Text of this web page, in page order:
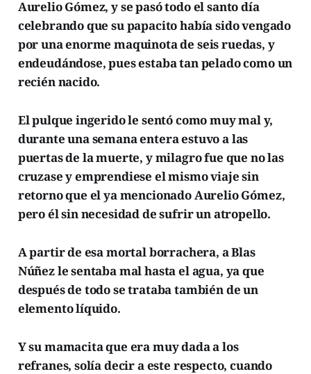
Aurelio Gómez, y se pasó todo el santo día
celebrando que su papacito había sido vengado
por una enorme maquinota de seis ruedas, y
endeudándose, pues estaba tan pelado como un
recién nacido.
El pulque ingerido le sentó como muy mal y,
durante una semana entera estuvo a las
puertas de la muerte, y milagro fue que no las
cruzase y emprendiese el mismo viaje sin
retorno que el ya mencionado Aurelio Gómez,
pero él sin necesidad de sufrir un atropello.
A partir de esa mortal borrachera, a Blas
Núñez le sentaba mal hasta el agua, ya que
después de todo se trataba también de un
elemento líquido.
Y su mamacita que era muy dada a los
refranes, solía decir a este respecto, cuando